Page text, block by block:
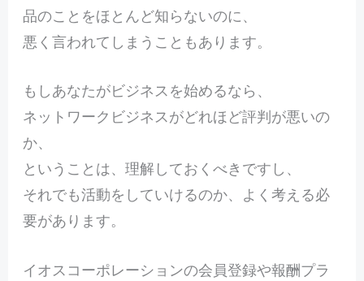
品のことをほとんど知らないのに、
悪く言われてしまうこともあります。
もしあなたがビジネスを始めるなら、
ネットワークビジネスがどれほど評判が悪いの
か、
ということは、理解しておくべきですし、
それでも活動をしていけるのか、よく考える必
要があります。
イオスコーポレーションの会員登録や報酬プラ